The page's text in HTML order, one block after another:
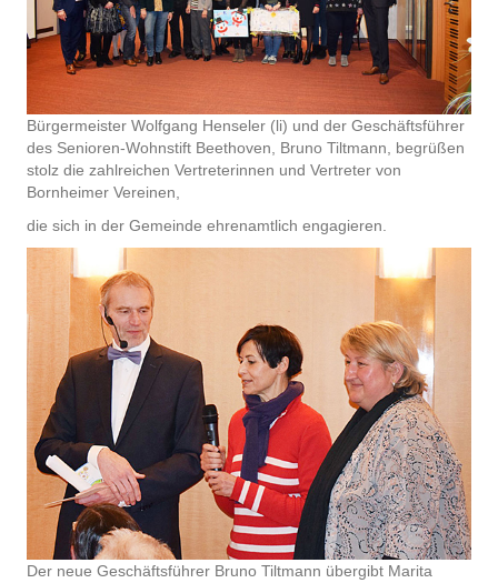
Bürgermeister Wolfgang Henseler (li) und der Geschäftsführer
des Senioren-Wohnstift Beethoven, Bruno Tiltmann, begrüßen
stolz die zahlreichen Vertreterinnen und Vertreter von
Bornheimer Vereinen,
die sich in der Gemeinde ehrenamtlich engagieren.
Der neue Geschäftsführer Bruno Tiltmann übergibt Marita